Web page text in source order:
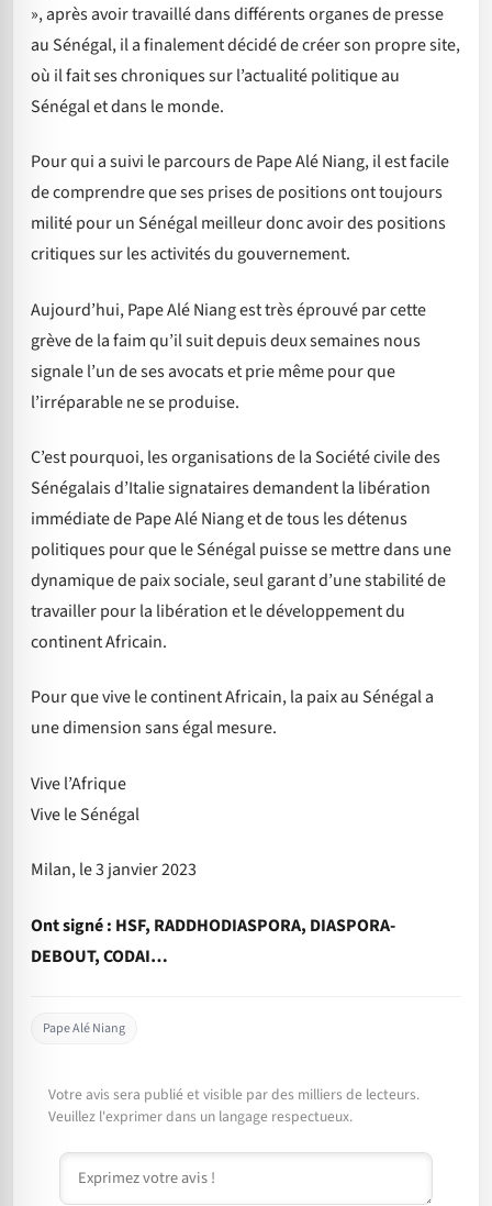
», après avoir travaillé dans différents organes de presse
au Sénégal, il a finalement décidé de créer son propre site,
où il fait ses chroniques sur l’actualité politique au
Sénégal et dans le monde.
Pour qui a suivi le parcours de Pape Alé Niang, il est facile
de comprendre que ses prises de positions ont toujours
milité pour un Sénégal meilleur donc avoir des positions
critiques sur les activités du gouvernement.
Aujourd’hui, Pape Alé Niang est très éprouvé par cette
grève de la faim qu’il suit depuis deux semaines nous
signale l’un de ses avocats et prie même pour que
l’irréparable ne se produise.
C’est pourquoi, les organisations de la Société civile des
Sénégalais d’Italie signataires demandent la libération
immédiate de Pape Alé Niang et de tous les détenus
politiques pour que le Sénégal puisse se mettre dans une
dynamique de paix sociale, seul garant d’une stabilité de
travailler pour la libération et le développement du
continent Africain.
Pour que vive le continent Africain, la paix au Sénégal a
une dimension sans égal mesure.
Vive l’Afrique
Vive le Sénégal
Milan, le 3 janvier 2023
Ont signé : HSF, RADDHODIASPORA, DIASPORA-
DEBOUT, CODAI…
Pape Alé Niang
Votre avis sera publié et visible par des milliers de lecteurs.
Veuillez l'exprimer dans un langage respectueux.
Commentaire